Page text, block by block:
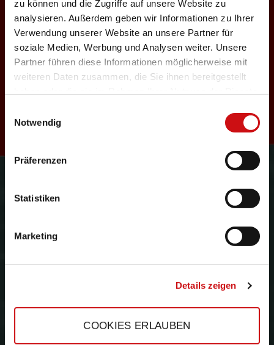
zu können und die Zugriffe auf unsere Website zu
analysieren. Außerdem geben wir Informationen zu Ihrer
Verwendung unserer Website an unsere Partner für
soziale Medien, Werbung und Analysen weiter. Unsere
Partner führen diese Informationen möglicherweise mit
weiteren Daten zusammen, die Sie ihnen bereitgestellt
Notwendig
Präferenzen
Statistiken
Marketing
Details zeigen
COOKIES ERLAUBEN
n
R
e
s
Keine Karten für Ihre Auswahl verfügbar